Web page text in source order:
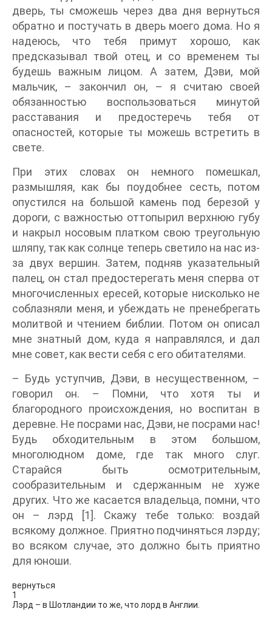
дверь, ты сможешь через два дня вернуться
обратно и постучать в дверь моего дома. Но я
надеюсь, что тебя примут хорошо, как
предсказывал твой отец, и со временем ты
будешь важным лицом. А затем, Дэви, мой
мальчик, – закончил он, – я считаю своей
обязанностью воспользоваться минутой
расставания и предостеречь тебя от
опасностей, которые ты можешь встретить в
свете.
При этих словах он немного помешкал,
размышляя, как бы поудобнее сесть, потом
опустился на большой камень под березой у
дороги, с важностью оттопырил верхнюю губу
и накрыл носовым платком свою треугольную
шляпу, так как солнце теперь светило на нас из-
за двух вершин. Затем, подняв указательный
палец, он стал предостерегать меня сперва от
многочисленных ересей, которые нисколько не
соблазняли меня, и убеждать не пренебрегать
молитвой и чтением библии. Потом он описал
мне знатный дом, куда я направлялся, и дал
мне совет, как вести себя с его обитателями.
– Будь уступчив, Дэви, в несущественном, –
говорил он. – Помни, что хотя ты и
благородного происхождения, но воспитан в
деревне. Не посрами нас, Дэви, не посрами нас!
Будь обходительным в этом большом,
многолюдном доме, где так много слуг.
Старайся быть осмотрительным,
сообразительным и сдержанным не хуже
других. Что же касается владельца, помни, что
он – лэрд [1]. Скажу тебе только: воздай
всякому должное. Приятно подчиняться лэрду;
во всяком случае, это должно быть приятно
для юноши.
вернуться
1
Лэрд – в Шотландии то же, что лорд в Англии.